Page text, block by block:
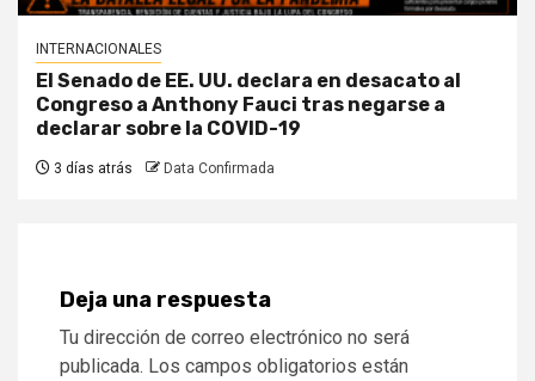
INTERNACIONALES
El Senado de EE. UU. declara en desacato al
Congreso a Anthony Fauci tras negarse a
declarar sobre la COVID-19
3 días atrás Data Confirmada
Deja una respuesta
Tu dirección de correo electrónico no será
publicada. Los campos obligatorios están